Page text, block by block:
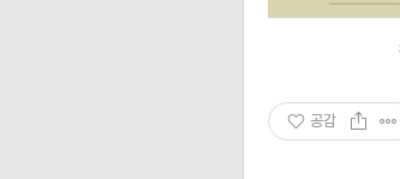
공감